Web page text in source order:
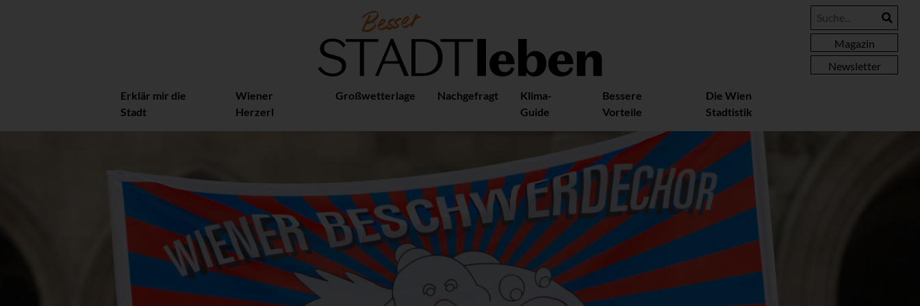
Magazin
Newsletter
Erklär mir die
Stadt
Wiener
Herzerl
Großwetterlage Nachgefragt
Klima-
Guide
Bessere
Vorteile
Die Wien
Stadtistik